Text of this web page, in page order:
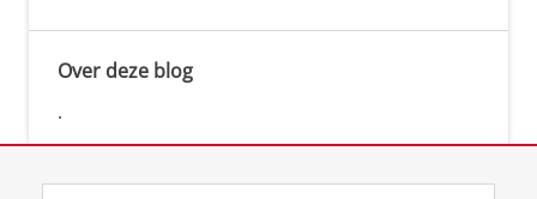
Over deze blog
.